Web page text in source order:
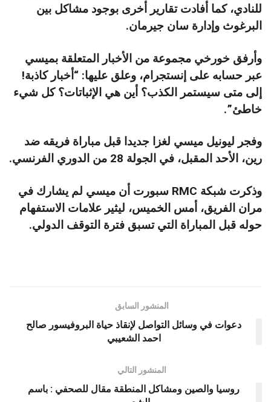
للنادي، كما أفادت تقارير أخرى بوجود مشاكل بين
البرغوث وإدارة سان جيرمان.
وأرفق خورخي مجموعة من الأخبار المتعلقة بميسي
عبر حسابه على إنستجرام، وعلق عليها: “أخبار كاذبة!
إلى متى سيستمر الكذب؟ أين هي الإثباتات؟ كل شيء
خاطئ”.
وفجر ليونيل ميسي لغزا جديدا قبل مباراة فريقه ضد
رين، الأحد المقبل، في الجولة 28 من الدوري الفرنسي.
وذكرت شبكة RMC سبورت أن ميسي لم يشارك في
مران الفريق، أمس الخميس، ليثير علامات الاستفهام
حوله قبل المباراة التي تسبق فترة التوقف الدولي.
المنشور السابق
دعوات في وسائل التواصل لإنقاذ حياة البروفيسور صالح
احمد الشعيبي
المنشور التالي
روسيا والصين ومشاكل المنطقة مقال للصحفي : باسم